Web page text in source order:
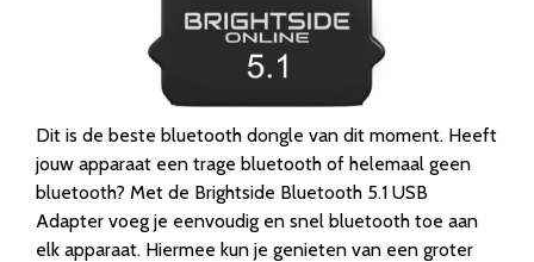
Dit is de beste bluetooth dongle van dit moment. Heeft
jouw apparaat een trage bluetooth of helemaal geen
bluetooth? Met de Brightside Bluetooth 5.1 USB
Adapter voeg je eenvoudig en snel bluetooth toe aan
elk apparaat. Hiermee kun je genieten van een groter